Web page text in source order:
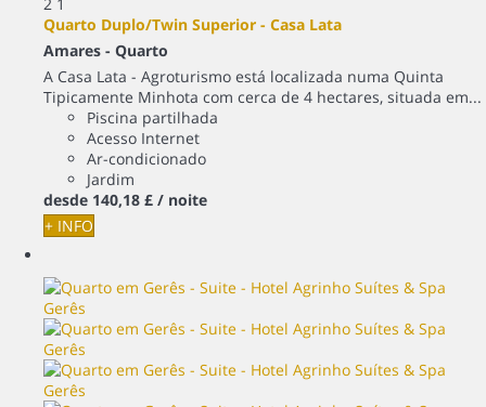
Quarto Duplo/Twin Superior - Casa Lata
Amares - Quarto
A Casa Lata - Agroturismo está localizada numa Quinta
Tipicamente Minhota com cerca de 4 hectares, situada em...
Piscina partilhada
Acesso Internet
Ar-condicionado
Jardim
desde 140,18 £ / noite
+ INFO